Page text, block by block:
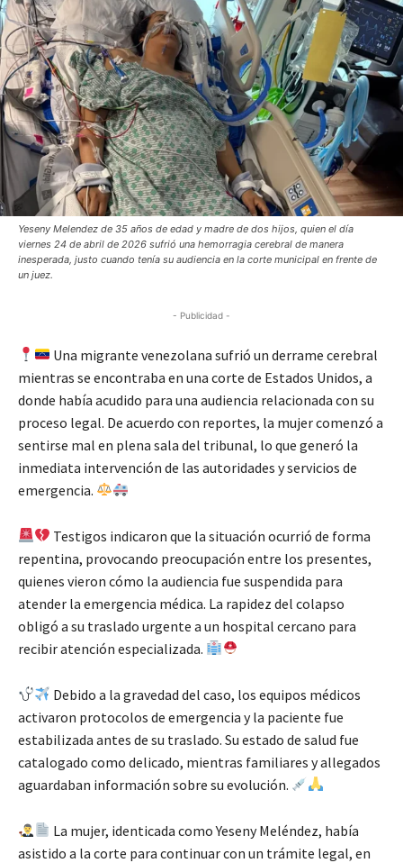
Yeseny Melendez de 35 años de edad y madre de dos hijos, quien el día
viernes 24 de abril de 2026 sufrió una hemorragia cerebral de manera
inesperada, justo cuando tenía su audiencia en la corte municipal en frente de
un juez.
- Publicidad -
Una migrante venezolana sufrió un derrame cerebral
mientras se encontraba en una corte de Estados Unidos, a
donde había acudido para una audiencia relacionada con su
proceso legal. De acuerdo con reportes, la mujer comenzó a
sentirse mal en plena sala del tribunal, lo que generó la
inmediata intervención de las autoridades y servicios de
emergencia.
Testigos indicaron que la situación ocurrió de forma
repentina, provocando preocupación entre los presentes,
quienes vieron cómo la audiencia fue suspendida para
atender la emergencia médica. La rapidez del colapso
obligó a su traslado urgente a un hospital cercano para
recibir atención especializada.
Debido a la gravedad del caso, los equipos médicos
activaron protocolos de emergencia y la paciente fue
estabilizada antes de su traslado. Su estado de salud fue
catalogado como delicado, mientras familiares y allegados
aguardaban información sobre su evolución.
La mujer, identicada como Yeseny Meléndez, había
asistido a la corte para continuar con un trámite legal, en